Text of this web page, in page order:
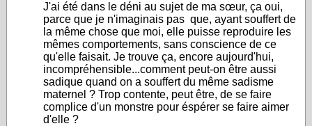
J'ai été dans le déni au sujet de ma sœur, ça oui,
parce que je n'imaginais pas que, ayant souffert de
la même chose que moi, elle puisse reproduire les
mêmes comportements, sans conscience de ce
qu'elle faisait. Je trouve ça, encore aujourd'hui,
incompréhensible...comment peut-on être aussi
sadique quand on a souffert du même sadisme
maternel ? Trop contente, peut être, de se faire
complice d'un monstre pour éspérer se faire aimer
d'elle ?